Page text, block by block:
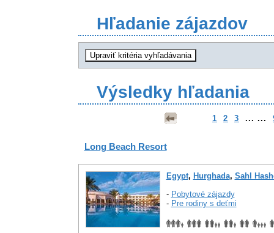
Hľadanie zájazdov
Výsledky hľadania
1 2 3 ... ...
Long Beach Resort
Egypt, Hurghada, Sahl
- Pobytové zájazdy
- Pre rodiny s deťmi